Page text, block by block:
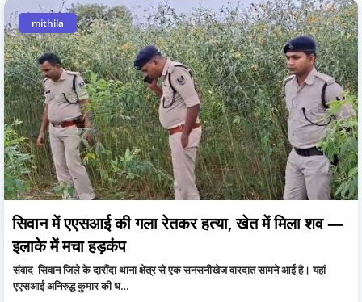
mithila
सिवान में एएसआई की गला रेतकर हत्या, खेत में मिला शव —
इलाके में मचा हड़कंप
संवाद सिवान जिले के दारौंदा थाना क्षेत्र से एक सनसनीखेज वारदात सामने आई है। यहां
एएसआई अनिरुद्ध कुमार की ध…